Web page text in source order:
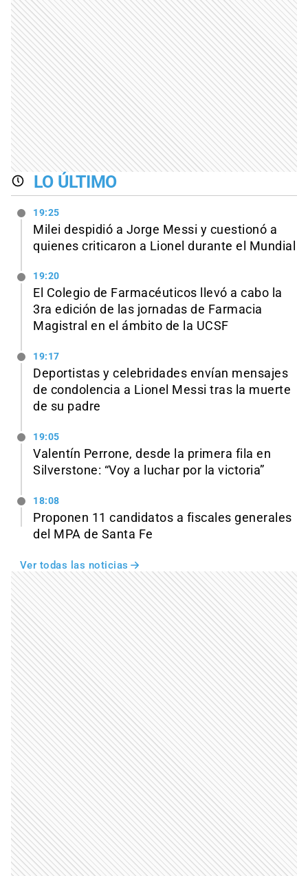
LO ÚLTIMO
19:25
Milei despidió a Jorge Messi y cuestionó a
quienes criticaron a Lionel durante el Mundial
19:20
El Colegio de Farmacéuticos llevó a cabo la
3ra edición de las jornadas de Farmacia
Magistral en el ámbito de la UCSF
19:17
Deportistas y celebridades envían mensajes
de condolencia a Lionel Messi tras la muerte
de su padre
19:05
Valentín Perrone, desde la primera fila en
Silverstone: “Voy a luchar por la victoria”
18:08
Proponen 11 candidatos a fiscales generales
del MPA de Santa Fe
Ver todas las noticias